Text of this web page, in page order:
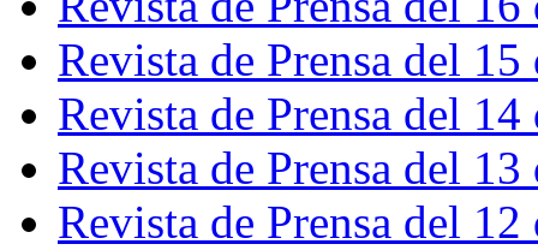
Revista de Prensa del
Revista de Prensa del
Revista de Prensa del
Revista de Prensa del